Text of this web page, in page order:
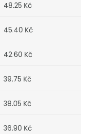
48.25 Kč
45.40 Kč
42.60 Kč
39.75 Kč
38.05 Kč
36.90 Kč